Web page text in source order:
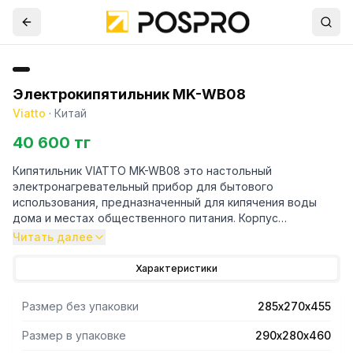
Электрокипятильник MK-WB08
Viatto · Китай
40 600 тг
Кипятильник VIATTO MK-WB08 это настольный
электронагревательный прибор для бытового
использования, предназначенный для кипячения воды
дома и местах общественного питания. Корпус
термопота изготовлен из нержавеющей стали и
достаточно вместительный в бак можно налить до 8 л
Резервуар для воды имеет удобную прозрачную шкалу
уровня воды.
Благодаря небольшим габаритам электрокипятильника
Читать далее
Характеристики
Размер без упаковки 285х270х455
Размер в упаковке 290х280х460